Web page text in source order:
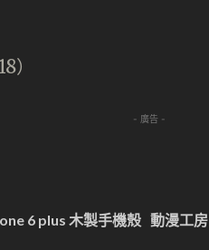
）
- 廣告 -
6 plus 木製手機殼 動漫工房